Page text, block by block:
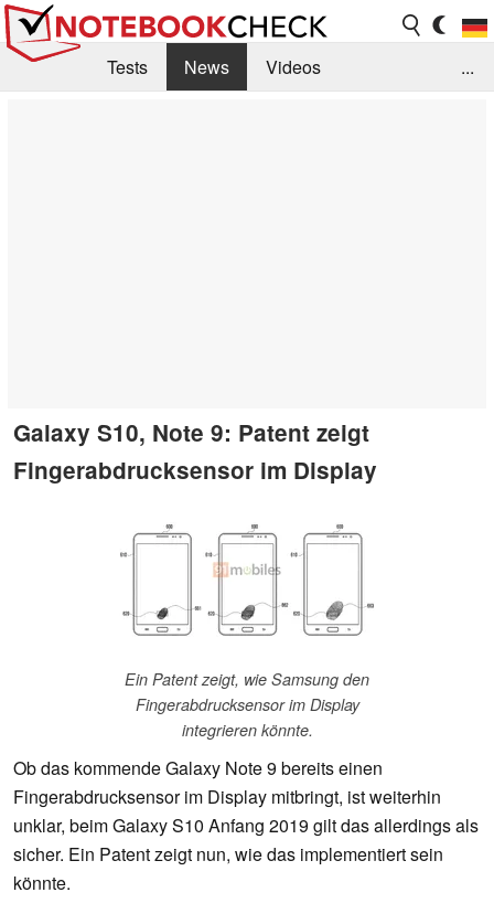
Tests News
Videos
...
Galaxy S10, Note 9: Patent zeigt
Fingerabdrucksensor im Display
Ein Patent zeigt, wie Samsung den
Fingerabdrucksensor im Display
integrieren könnte.
Ob das kommende Galaxy Note 9 bereits einen
Fingerabdrucksensor im Display mitbringt, ist weiterhin
unklar, beim Galaxy S10 Anfang 2019 gilt das allerdings als
sicher. Ein Patent zeigt nun, wie das implementiert sein
könnte.